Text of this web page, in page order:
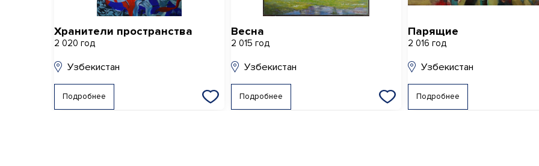
Хранители пространства
2 020 год
Узбекистан
Подробнее
Весна
2 015 год
Узбекистан
Подробнее
Парящие
2 016 год
Узбекистан
Подробнее